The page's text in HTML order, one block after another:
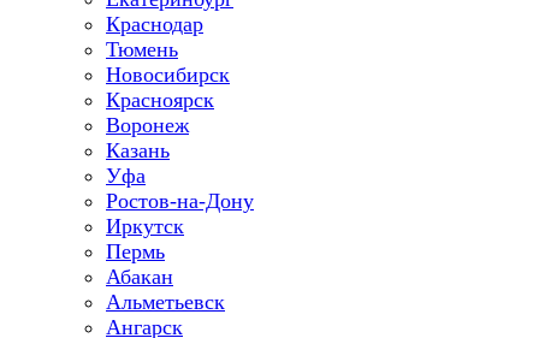
Краснодар
Тюмень
Новосибирск
Красноярск
Воронеж
Казань
Уфа
Ростов-на-Дону
Иркутск
Пермь
Абакан
Альметьевск
Ангарск